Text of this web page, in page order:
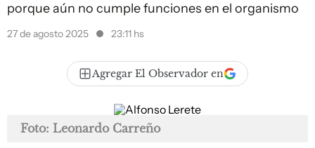
porque aún no cumple funciones en el organismo
27 de agosto 2025 23:11 hs
Agregar El Observador en
Foto: Leonardo Carreño